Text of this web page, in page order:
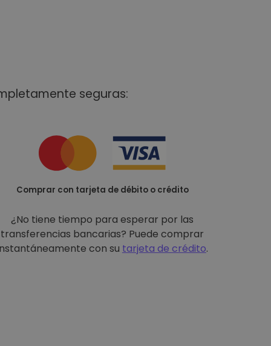
seguras:
Comprar con tarjeta de débito o crédito
¿No tiene tiempo para esperar por las
transferencias bancarias? Puede comprar
con su tarjeta de crédito.